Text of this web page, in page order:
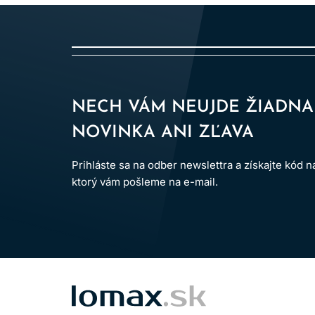
Výrobok je určený len naprofesionálne
Dodržiavanie uvedených pokynov pomáha
NECH VÁM NEUJDE ŽIADNA
NOVINKA ANI ZĽAVA
Prihláste sa na odber newslettra a získajte kód
ktorý vám pošleme na e-mail.
LOMAX